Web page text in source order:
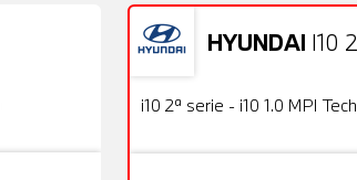
HYUNDAI I10
OFFERTA
Usato
i10 2ª serie - i10 1.0 MPI Tech